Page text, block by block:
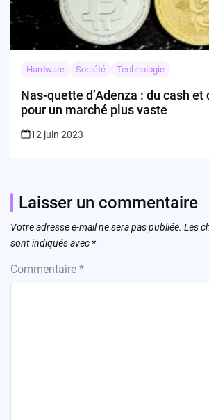
Hardware Société Technologie
Nas-quette d’Adenza : du cash
pour un marché plus vaste
12 juin 2023
Laisser un commentaire
Votre adresse e-mail ne sera pas publiée. Les
sont indiqués avec *
Commentaire *